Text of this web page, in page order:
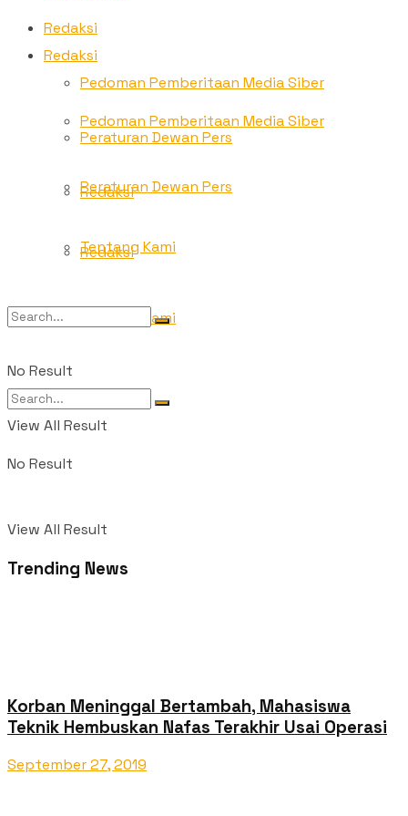
Redaksi
Pedoman Pemberitaan Media Siber
Peraturan Dewan Pers
Redaksi
Tentang Kami
No Result
View All Result
Redaksi
Pedoman Pemberitaan Media Siber
Peraturan Dewan Pers
Redaksi
Tentang Kami
No Result
View All Result
Trending News
Korban Meninggal Bertambah, Mahasiswa
Teknik Hembuskan Nafas Terakhir Usai Operasi
September 27, 2019